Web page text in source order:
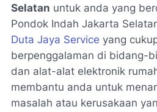
Selatan untuk anda yang
Pondok Indah Jakarta
Duta Jaya Service yang
berpenggalaman di bidang-
dan alat-alat elektronik
membantu anda untuk
masalah atau kerusakaan